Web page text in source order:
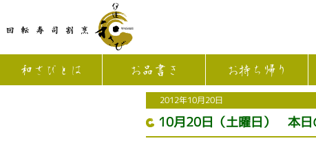
和さびとは お品書き お持ち帰り
2012年10月20日
10月20日（土曜日） 本日